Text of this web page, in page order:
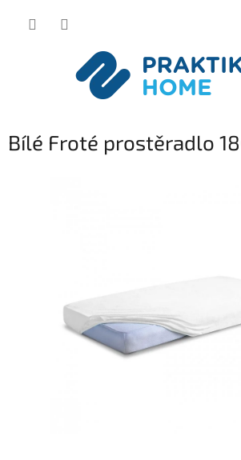
Bílé Froté prostěradlo